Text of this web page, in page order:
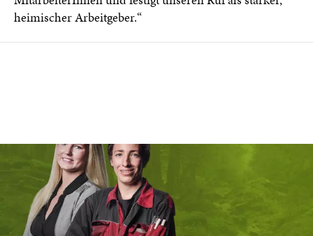
heimischer Arbeitgeber.“